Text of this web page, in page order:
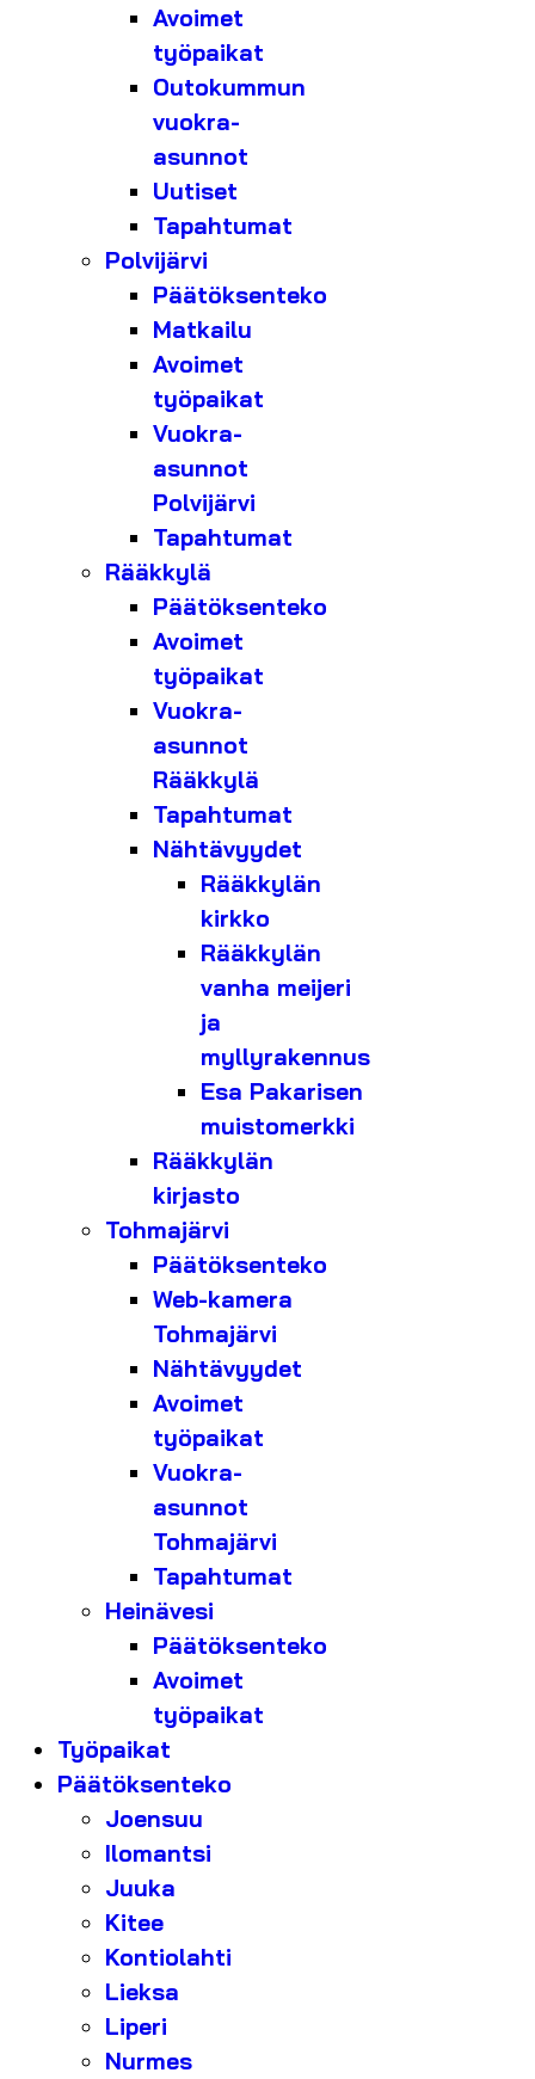
Avoimet
työpaikat
Outokummun
vuokra-
asunnot
Uutiset
Tapahtumat
Polvijärvi
Päätöksenteko
Matkailu
Avoimet
työpaikat
Vuokra-
asunnot
Polvijärvi
Tapahtumat
Rääkkylä
Päätöksenteko
Avoimet
työpaikat
Vuokra-
asunnot
Rääkkylä
Tapahtumat
Nähtävyydet
Rääkkylän
kirkko
Rääkkylän
vanha meijeri
ja
myllyrakennus
Esa Pakarisen
muistomerkki
Rääkkylän
kirjasto
Tohmajärvi
Päätöksenteko
Web-kamera
Tohmajärvi
Nähtävyydet
Avoimet
työpaikat
Vuokra-
asunnot
Tohmajärvi
Tapahtumat
Heinävesi
Päätöksenteko
Avoimet
työpaikat
Työpaikat
Päätöksenteko
Joensuu
Ilomantsi
Juuka
Kitee
Kontiolahti
Lieksa
Liperi
Nurmes